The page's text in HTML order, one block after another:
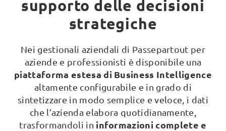
supporto delle decisioni
strategiche
Nei gestionali aziendali di Passepartout per
aziende e professionisti è disponibile una
piattaforma estesa di Business Intelligence
altamente configurabile e in grado di
sintetizzare in modo semplice e veloce, i dati
che l’azienda elabora quotidianamente,
trasformandoli in informazioni complete e